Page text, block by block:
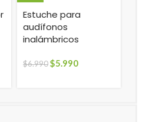
Estuche para
audífonos
inalámbricos
$6.990$5.990